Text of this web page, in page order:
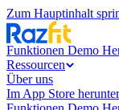
Zum Hauptinhalt
Funktionen Demo
Ressourcen
Über uns
Im App Store